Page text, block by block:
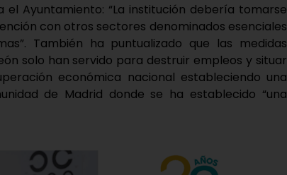
Ayuntamiento: “La institución debería tomarse
con otros sectores denominados esenciales
También ha puntualizado que las medidas
solo han servido para destruir empleos y situar
económica nacional estableciendo una
de Madrid donde se ha establecido “una